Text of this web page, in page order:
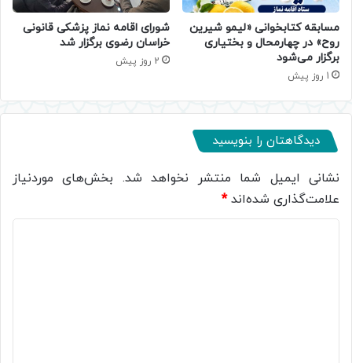
مسابقه کتابخوانی «لیمو شیرین
روح» در چهارمحال و بختیاری
برگزار می‌شود
1 روز پیش
شورای اقامه نماز پزشکی قانونی
خراسان رضوی برگزار شد
2 روز پیش
دیدگاهتان را بنویسید
نشانی ایمیل شما منتشر نخواهد شد. بخش‌های موردنیاز
علامت‌گذاری شده‌اند*